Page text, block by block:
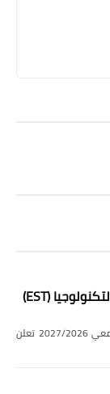
إعلان وظائف المصرية للعلوم والتكنولوجيا (EST)
إعلان وظائف المصرية للعلوم والتكنولوجيا (EST) العام الجامعي 2027/2026 تعلن